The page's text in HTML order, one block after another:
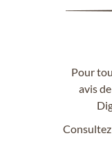
Pour
avis